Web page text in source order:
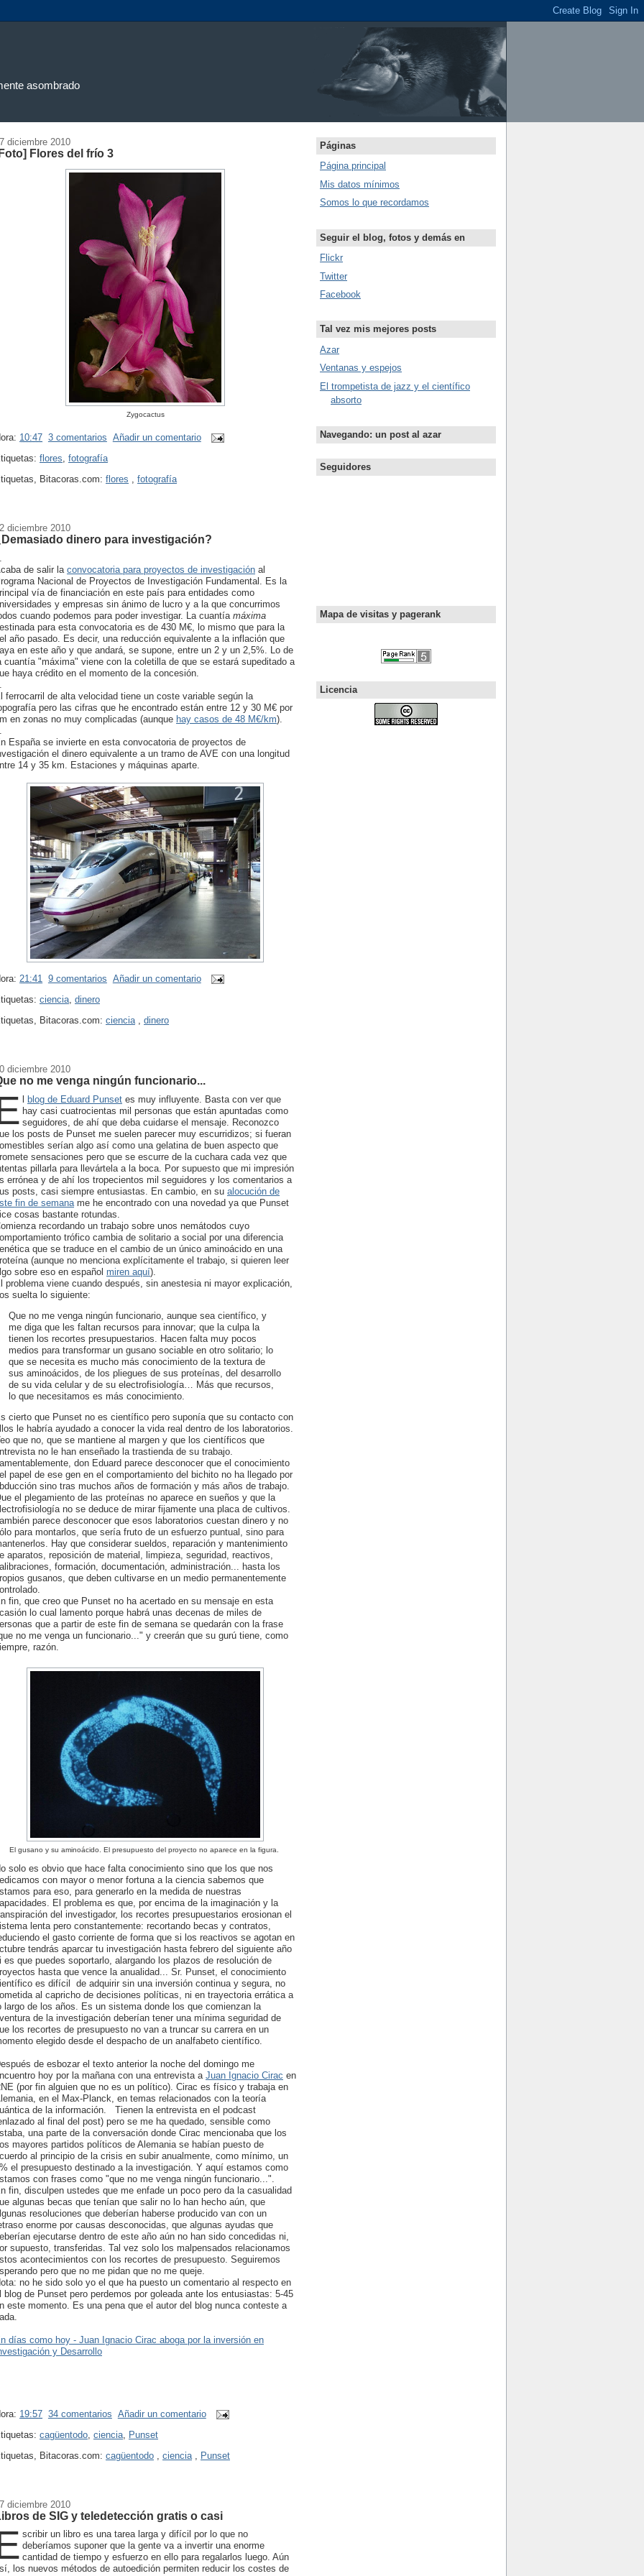
asombrado
diciembre 2010
Flores del frío 3
Zygocactus
10:47 3 comentarios Añadir un comentario
flores fotografía
Bitacoras.com: flores fotografía
diciembre 2010
dinero para investigación?
de salir la convocatoria para proyectos de investigación al
Nacional de Proyectos de Investigación Fundamental. Es la
vía de financiación en este país para entidades como
y empresas sin ánimo de lucro y a la que concurrimos
cuando podemos para poder investigar. La cuantía máxima
para esta convocatoria es de 430 M€, lo mismo que para la
año pasado. Es decir, una reducción equivalente a la inflación que
en este año y que andará, se supone, entre un 2 y un 2,5%. Lo de
cuantía "máxima" viene con la coletilla de que se estará supeditado a
haya crédito en el momento de la concesión.
ferrocarril de alta velocidad tiene un coste variable según la
pero las cifras que he encontrado están entre 12 y 30 M€ por
en zonas no muy complicadas (aunque hay casos de 48 M€/km).
España se invierte en esta convocatoria de proyectos de
el dinero equivalente a un tramo de AVE con una longitud
14 y 35 km. Estaciones y máquinas aparte.
21:41 9 comentarios Añadir un comentario
ciencia, dinero
Bitacoras.com: ciencia, dinero
diciembre 2010
no me venga ningún funcionario...
blog de Eduard Punset es muy influyente. Basta con ver que
hay casi cuatrocientas mil personas que están apuntadas como
seguidores, de ahí que deba cuidarse el mensaje. Reconozco
los posts de Punset me suelen parecer muy escurridizos; si fueran
serían algo así como una gelatina de buen aspecto que
sensaciones pero que se escurre de la cuchara cada vez que
pillarla para llevártela a la boca. Por supuesto que mi impresión
errónea y de ahí los tropecientos mil seguidores y los comentarios a
posts, casi siempre entusiastas. En cambio, en su alocución de
fin de semana me he encontrado con una novedad ya que Punset
cosas bastante rotundas.
recordando un trabajo sobre unos nemátodos cuyo
trófico cambia de solitario a social por una diferencia
que se traduce en el cambio de un único aminoácido en una
(aunque no menciona explícitamente el trabajo, si quieren leer
sobre eso en español miren aquí).
problema viene cuando después, sin anestesia ni mayor explicación,
suelta lo siguiente:
Que no me venga ningún funcionario, aunque sea científico, y
me diga que les faltan recursos para innovar; que la culpa la
tienen los recortes presupuestarios. Hacen falta muy pocos
medios para transformar un gusano sociable en otro solitario; lo
que se necesita es mucho más conocimiento de la textura de
sus aminoácidos, de los pliegues de sus proteínas, del desarrollo
de su vida celular y de su electrofisiología… Más que recursos,
lo que necesitamos es más conocimiento.
cierto que Punset no es científico pero suponía que su contacto con
le habría ayudado a conocer la vida real dentro de los laboratorios.
que no, que se mantiene al margen y que los científicos que
no le han enseñado la trastienda de su trabajo.
Lamentablemente, don Eduard parece desconocer que el conocimiento
papel de ese gen en el comportamiento del bichito no ha llegado por
sino tras muchos años de formación y más años de trabajo.
el plegamiento de las proteínas no aparece en sueños y que la
no se deduce de mirar fijamente una placa de cultivos.
parece desconocer que esos laboratorios cuestan dinero y no
para montarlos, que sería fruto de un esfuerzo puntual, sino para
Hay que considerar sueldos, reparación y mantenimiento
aparatos, reposición de material, limpieza, seguridad, reactivos,
formación, documentación, administración... hasta los
gusanos, que deben cultivarse en un medio permanentemente
fin, que creo que Punset no ha acertado en su mensaje en esta
lo cual lamento porque habrá unas decenas de miles de
que a partir de este fin de semana se quedarán con la frase
no me venga un funcionario..." y creerán que su gurú tiene, como
razón.
El gusano y su aminoácido. El presupuesto del proyecto no aparece en la figura.
solo es obvio que hace falta conocimiento sino que los que nos
con mayor o menor fortuna a la ciencia sabemos que
para eso, para generarlo en la medida de nuestras
El problema es que, por encima de la imaginación y la
del investigador, los recortes presupuestarios erosionan el
lenta pero constantemente: recortando becas y contratos,
el gasto corriente de forma que si los reactivos se agotan en
tendrás aparcar tu investigación hasta febrero del siguiente año
es que puedes soportarlo, alargando los plazos de resolución de
hasta que vence la anualidad... Sr. Punset, el conocimiento
es difícil de adquirir sin una inversión continua y segura, no
al capricho de decisiones políticas, ni en trayectoria errática a
largo de los años. Es un sistema donde los que comienzan la
de la investigación deberían tener una mínima seguridad de
los recortes de presupuesto no van a truncar su carrera en un
elegido desde el despacho de un analfabeto científico.
de esbozar el texto anterior la noche del domingo me
hoy por la mañana con una entrevista a Juan Ignacio Cirac en
(por fin alguien que no es un político). Cirac es físico y trabaja en
en el Max-Planck, en temas relacionados con la teoría
de la información. Tienen la entrevista en el podcast
al final del post) pero se me ha quedado, sensible como
una parte de la conversación donde Cirac mencionaba que los
mayores partidos políticos de Alemania se habían puesto de
al principio de la crisis en subir anualmente, como mínimo, un
el presupuesto destinado a la investigación. Y aquí estamos como
con frases como "que no me venga ningún funcionario...".
fin, disculpen ustedes que me enfade un poco pero da la casualidad
algunas becas que tenían que salir no lo han hecho aún, que
resoluciones que deberían haberse producido van con un
enorme por causas desconocidas, que algunas ayudas que
ejecutarse dentro de este año aún no han sido concedidas ni,
supuesto, transferidas. Tal vez solo los malpensados relacionamos
acontecimientos con los recortes de presupuesto. Seguiremos
pero que no me pidan que no me queje.
no he sido solo yo el que ha puesto un comentario al respecto en
blog de Punset pero perdemos por goleada ante los entusiastas: 5-45
este momento. Es una pena que el autor del blog nunca conteste a
días como hoy - Juan Ignacio Cirac aboga por la inversión en
y Desarrollo
19:57 34 comentarios Añadir un comentario
cagüentodo ciencia Punset
Bitacoras.com: cagüentodo ciencia Punset
diciembre 2010
de SIG y teledetección gratis o casi
scribir un libro es una tarea larga y difícil por lo que no
deberíamos suponer que la gente va a invertir una enorme
cantidad de tiempo y esfuerzo en ello para regalarlos luego. Aún
los nuevos métodos de autoedición permiten reducir los costes de
Páginas
Página principal
Mis datos mínimos
Somos lo que recordamos
Seguir el blog, fotos y demás en
Flickr
Twitter
Facebook
Tal vez mis mejores posts
Azar
Ventanas y espejos
El trompetista de jazz y el científico
absorto
Navegando: un post al azar
Seguidores
Mapa de visitas y pagerank
Licencia